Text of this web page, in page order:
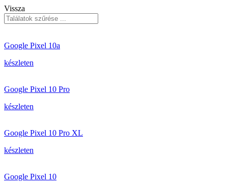
Vissza
Google Pixel 10a
készleten
Google Pixel 10 Pro
készleten
Google Pixel 10 Pro XL
készleten
Google Pixel 10